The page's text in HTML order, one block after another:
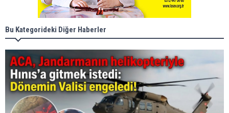
Bu Kategorideki Diğer Haberler